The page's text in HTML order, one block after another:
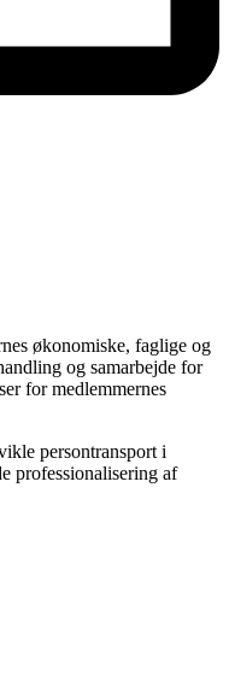
økonomiske, faglige og
og samarbejde for
for medlemmernes
persontransport i
professionalisering af